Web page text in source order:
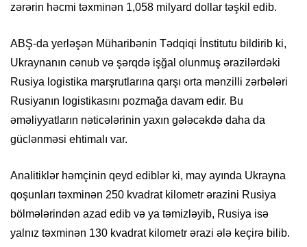
zərərin həcmi təxminən 1,058 milyard dollar təşkil edib.
ABŞ-da yerləşən Müharibənin Tədqiqi İnstitutu bildirib ki,
Ukraynanın cənub və şərqdə işğal olunmuş ərazilərdəki
Rusiya logistika marşrutlarına qarşı orta mənzilli zərbələri
Rusiyanın logistikasını pozmağa davam edir. Bu
əməliyyatların nəticələrinin yaxın gələcəkdə daha da
güclənməsi ehtimalı var.
Analitiklər həmçinin qeyd ediblər ki, may ayında Ukrayna
qoşunları təxminən 250 kvadrat kilometr ərazini Rusiya
bölmələrindən azad edib və ya təmizləyib, Rusiya isə
yalnız təxminən 130 kvadrat kilometr ərazi ələ keçirə bilib.